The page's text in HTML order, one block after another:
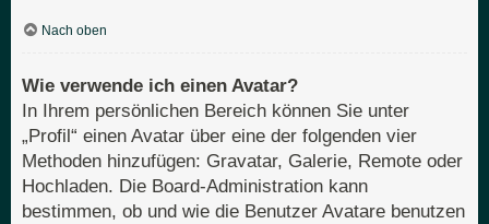
Nach oben
Wie verwende ich einen Avatar?
In Ihrem persönlichen Bereich können Sie unter
„Profil“ einen Avatar über eine der folgenden vier
Methoden hinzufügen: Gravatar, Galerie, Remote oder
Hochladen. Die Board-Administration kann
bestimmen, ob und wie die Benutzer Avatare benutzen